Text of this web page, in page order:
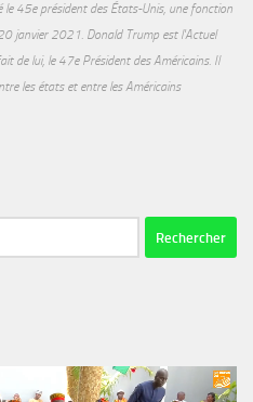
le 45e président des États-Unis, une fonction
janvier 2021. Donald Trump est l'Actuel
de lui, le 47e Président des Américains. Il
les états et entre les Américains